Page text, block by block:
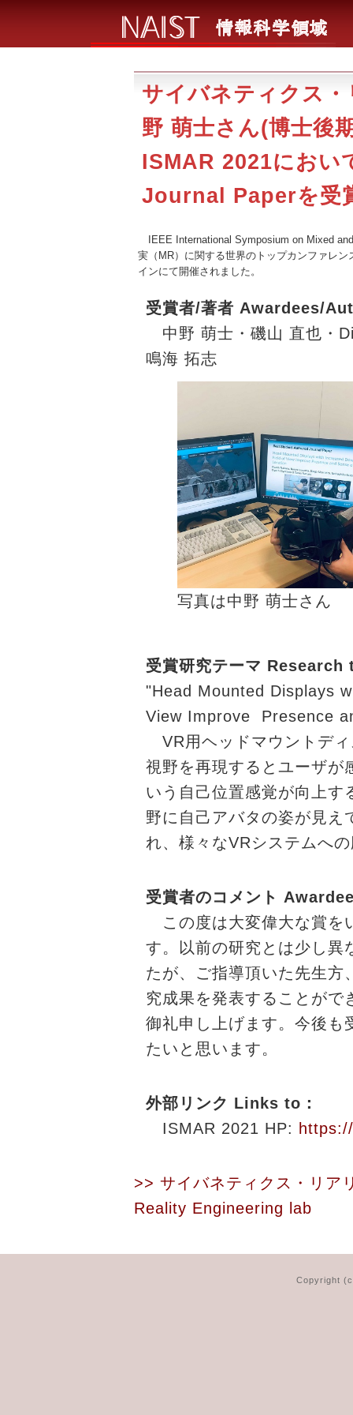
サイバネティクス
野 萌士さん(博士後
ISMAR 2021にお
Journal Paperを受
IEEE International Symposium on Mixed
実（MR）に関する世界のトップカンファレ
インにて開催されました。
受賞者/著者 Awardees/
中野 萌士・磯山 直也・
鳴海 拓志
写真は中野 萌士さん
受賞研究テーマ Research
"Head Mounted Displays
View Improve Presence
VR用ヘッドマウントデ
視野を再現するとユーザが
いう自己位置感覚が向上す
野に自己アバタの姿が見え
れ、様々なVRシステムへ
受賞者のコメント
この度は大変偉大な賞を
す。以前の研究とは少し異
たが、ご指導頂いた先生方
究成果を発表することがで
御礼申し上げます。今後も
たいと思います。
外部リンク Links to：
ISMAR 2021 HP:
>> サイバネティクス・リア
Reality Engineering lab
Copyright